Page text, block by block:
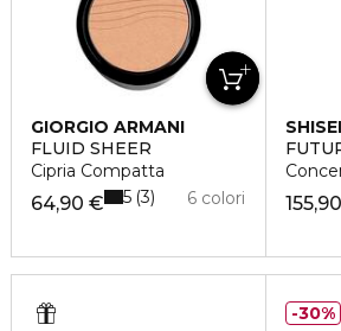
GIORGIO ARMANI
FLUID SHEER
Cipria Compatta
64,90 € 6 colori
5 3
30%